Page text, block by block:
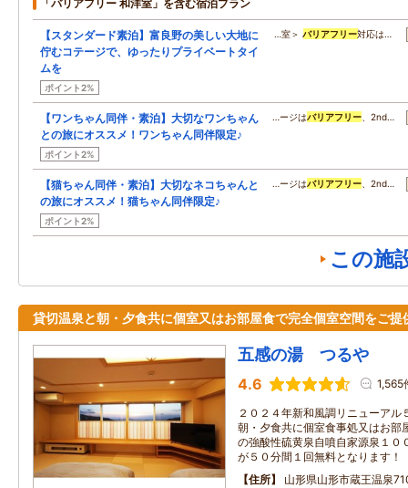
「バリアフリー 和洋室」を含む宿泊プラン
【スタンダード素泊】富良野の美しい大地に
佇むコテージで、ゆったりプライベートタイ
ムを
ポイント2%
…室＞バリアフリー対応は…
【ワンちゃん同伴・素泊】大切なワンちゃん
との旅にオススメ！ワンちゃん同伴限定♪
ポイント2%
…ージはバリアフリー 、2nd…
【猫ちゃん同伴・素泊】大切なネコちゃんと
の旅にオススメ！猫ちゃん同伴限定♪
ポイント2%
…ージはバリアフリー 、2nd…
この施
貸切温泉と朝・夕食共に個室又はお部屋食で完全個室空間をご提
五感の湯 つるや
4.6 1,565
２０２４年新和風調リニューアル
朝・夕食共に個室食事処又はお部
の強酸性硫黄泉自噴自家源泉１０
が５０分間１回無料となります！
住所
山形県山形市蔵王温泉